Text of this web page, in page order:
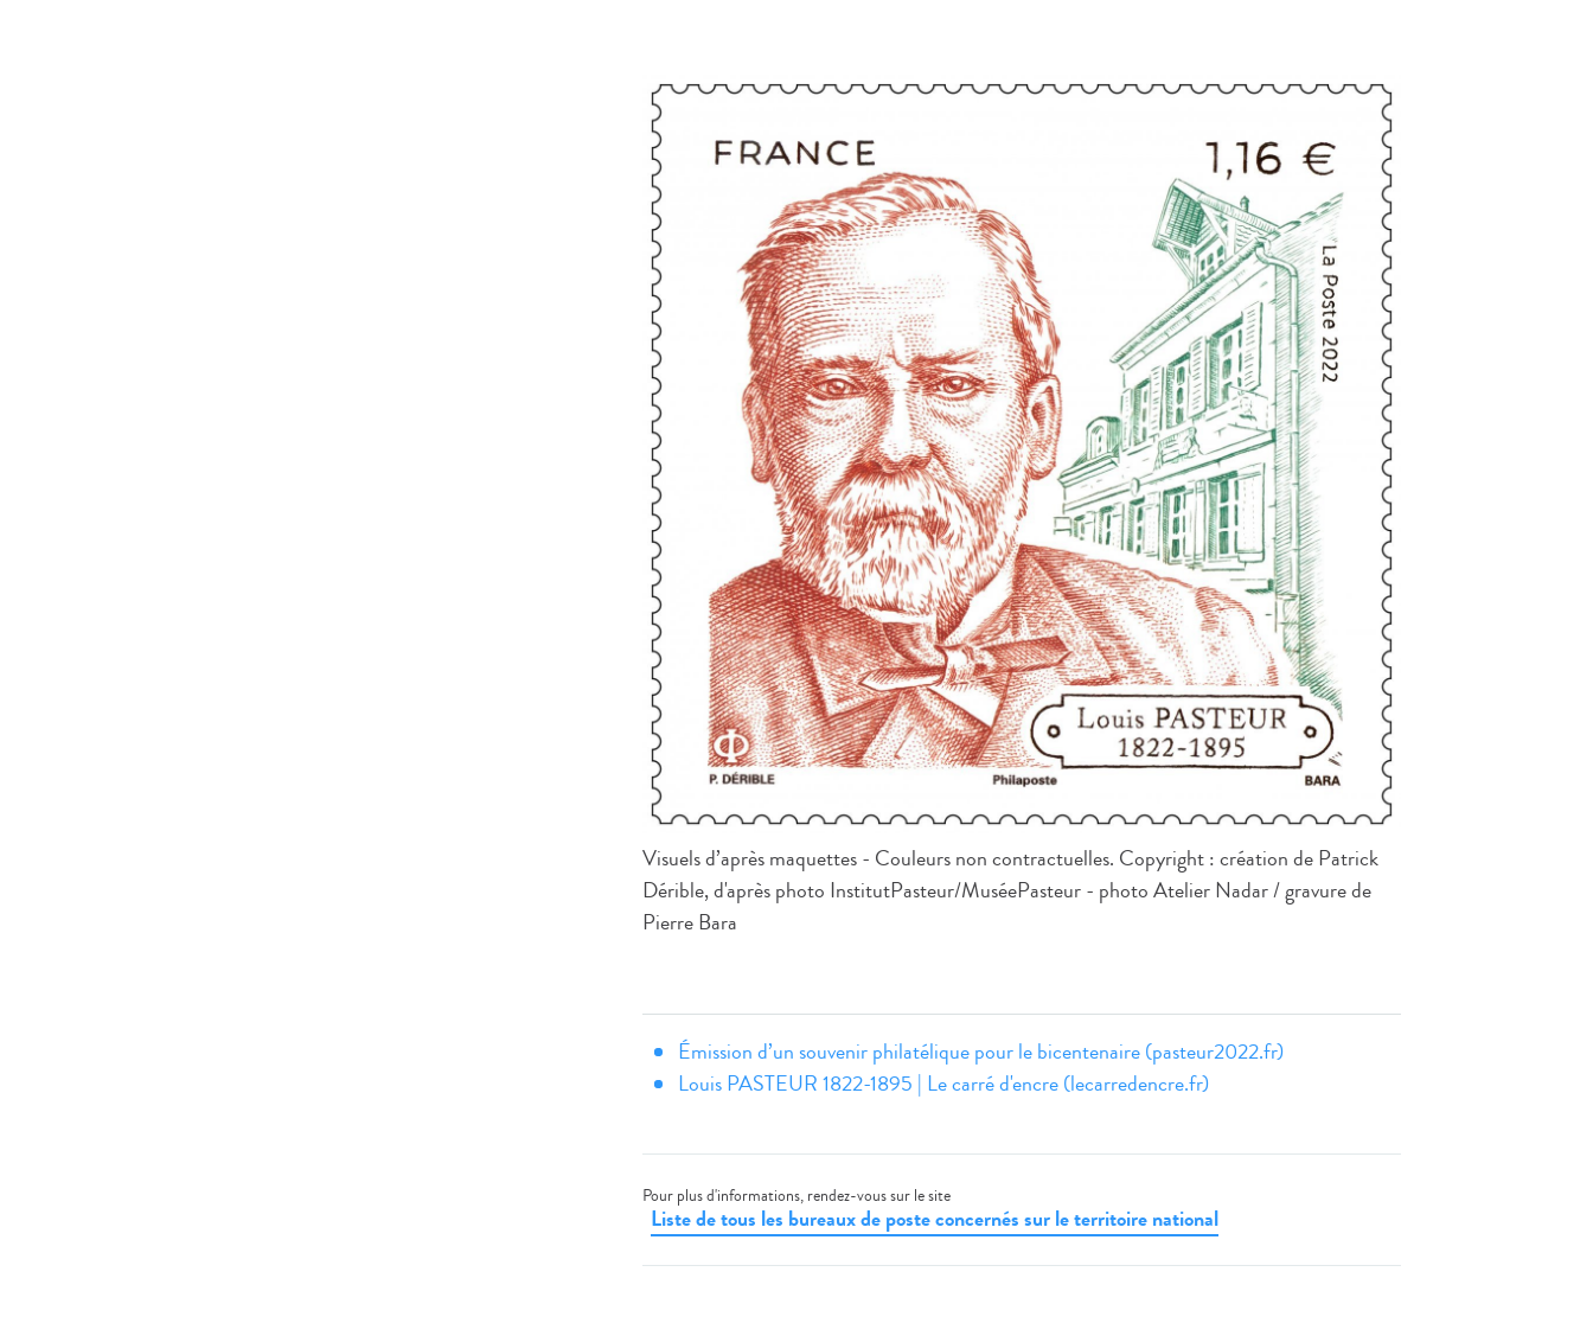
Visuels d’après maquettes - Couleurs non contractuelles. Copyright : création de Patrick
Dérible, d'après photo InstitutPasteur/MuséePasteur - photo Atelier Nadar / gravure de
Pierre Bara
Émission d’un souvenir philatélique pour le bicentenaire (pasteur2022.fr)
Louis PASTEUR 1822-1895 | Le carré d'encre (lecarredencre.fr)
Pour plus d'informations, rendez-vous sur le site
Liste de tous les bureaux de poste concernés sur le territoire national